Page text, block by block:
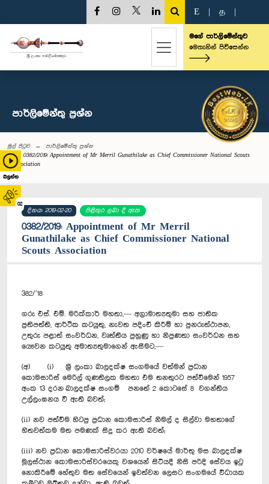
බලන්න
02
E த
මගේ පාර්ලිමේන්තුව
මෙතැනින් පිවිසෙන්න
පාර්ලි‌මේන්තු‌ ප්‍රශ්න
මුල් පිටුව
පාර්ලි‌මේන්තු‌ ප්‍රශ්න
0382/2019: Appointment of Mr Merril Gunathilake as Chief Commissioner National Scouts
Association
දිනය: 2019-02-20 පිළිතුර ලබා දී ඇත
0382/2019: Appointment of Mr Merril
Gunathilake as Chief Commissioner National
Scouts Association
382/’18
ගරු එස්. එම්. මරික්කාර් මහතා,— අග්‍රාමාත්‍යතුමා සහ ජාතික
ප්‍රතිපත්ති, ආර්ථික කටයුතු, නැවත පදිංචි කිරීම් හා පුනරුත්ථාපන,
උතුරු පළාත් සංවර්ධන, වෘත්තීය පුහුණු හා නිපුණතා සංවර්ධන සහ
යෞවන කටයුතු අමාත්‍යතුමාගෙන් ඇසීමට,—
(අ) (i) ශ්‍රී ලංකා බාලදක්ෂ සංගමයේ වත්මන් ප්‍රධාන
කොමසාරිස් මෙරිල් ගුණතිලක මහතා එම තනතුරට පත්වීමෙන් 1957
අංක 13 දරන බාලදක්ෂ සංගම් පනතේ 2 කොටසේ 8 වගන්තිය
උල්ලංඝනය වී ඇති බවත්;
(ii) නව පත්වීම හිටපු ප්‍රධාන කොමසාරිස් නිමල් ද සිල්වා මහතාගේ
හිතවත්කම මත පමණක් සිදු කර ඇති බවත්;
(iii) නව ප්‍රධාන කොමසාරිස්වරයා 2010 වර්ෂයේ මාර්තු මස බාලදක්ෂ
මූලස්ථාන කොමසාරිස්වරයෙකු වශයෙන් සිටියදී නිසි පරිදි සේවය ඉටු
නොකිරීමේ හේතුව මත සේවයෙන් ඉවත්වන ලෙසට සංගමයේ විධායක